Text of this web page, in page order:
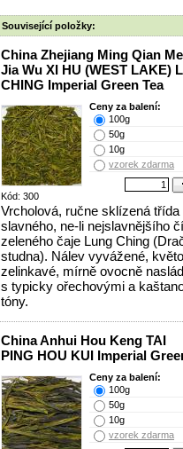
Související položky:
China Zhejiang Ming Qian
Jia Wu XI HU (WEST LAKE)
CHING Imperial Green Tea
Kód: 300
Ceny za balení:
100g
50g
10g
vzorek zdarma
Vrcholová, ručne sklízená třída
slavného, ne-li nejslavnějšího
zeleného čaje Lung Ching
studna). Nálev vyvážené,
zelinkavé, mírně ovocně
s typicky ořechovými a
tóny.
China Anhui Hou Keng TAI
PING HOU KUI Imperial
Ceny za balení:
100g
50g
10g
vzorek zdarma